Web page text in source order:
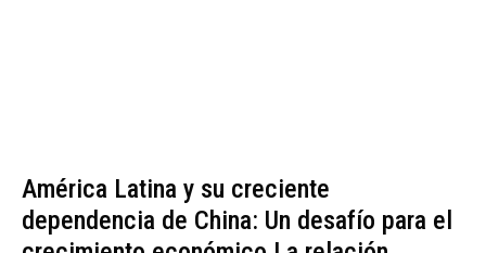
América Latina y su creciente
dependencia de China: Un desafío para el